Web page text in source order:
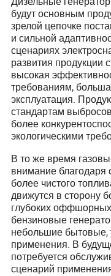
будут основным
зрелой цепочке
и сильной
сценариях
развития продукции
высокая
требованиям,
эксплуатация.
стандартам
более
экологическими
В то же время
внимание
более чистого
движутся в сторону
глубоких
бензиновые
небольшие бытовые,
применения. В
потребуется
сценарий